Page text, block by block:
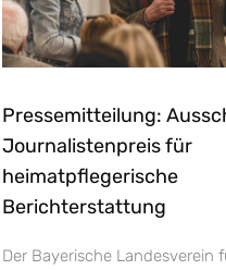
Pressemitteilung:
Journalistenpreis für
heimatpflegerische
Berichterstattung
Der Bayerische Landesverein